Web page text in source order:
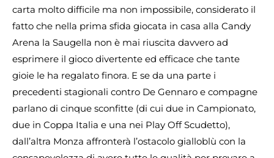
carta molto difficile ma non impossibile, considerato il
fatto che nella prima sfida giocata in casa alla Candy
Arena la Saugella non è mai riuscita davvero ad
esprimere il gioco divertente ed efficace che tante
gioie le ha regalato finora. E se da una parte i
precedenti stagionali contro De Gennaro e compagne
parlano di cinque sconfitte (di cui due in Campionato,
due in Coppa Italia e una nei Play Off Scudetto),
dall’altra Monza affronterà l’ostacolo gialloblù con la